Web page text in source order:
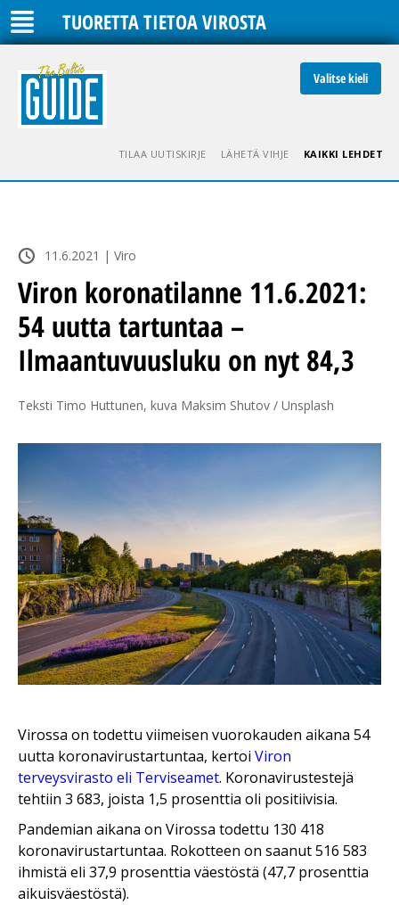
TUORETTA TIETOA VIROSTA
Valitse kieli
TILAA UUTISKIRJE LÄHETÄ VIHJE KAIKKI LEHDET
11.6.2021 | Viro
Viron koronatilanne 11.6.2021:
54 uutta tartuntaa –
Ilmaantuvuusluku on nyt 84,3
Teksti Timo Huttunen, kuva Maksim Shutov / Unsplash
Virossa on todettu viimeisen vuorokauden aikana 54
uutta koronavirustartuntaa, kertoi Viron
terveysvirasto eli Terviseamet. Koronavirustestejä
tehtiin 3 683, joista 1,5 prosenttia oli positiivisia.
Pandemian aikana on Virossa todettu 130 418
koronavirustartuntaa. Rokotteen on saanut 516 583
ihmistä eli 37,9 prosenttia väestöstä (47,7 prosenttia
aikuisväestöstä).